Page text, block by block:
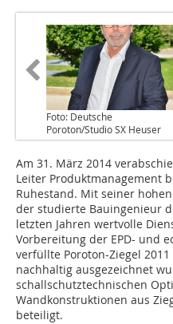
Foto: Deutsche
Poroton/Studio SX Heuser
Am 31. März 2014
Leiter Produktmanagement
Ruhestand. Mit seiner
der studierte Bauingenieur
letzten Jahren wertvolle
Vorbereitung der EPD- und
verfüllte Poroton-Ziegel
nachhaltig ausgezeichnet
schallschutztechnischen
Wandkonstruktionen aus
beteiligt.